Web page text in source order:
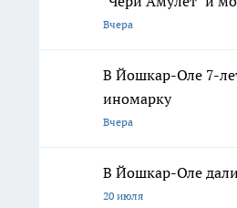
Вчера
В Йошкар-Оле 7-
иномарку
Вчера
В Йошкар-Оле
20 июля